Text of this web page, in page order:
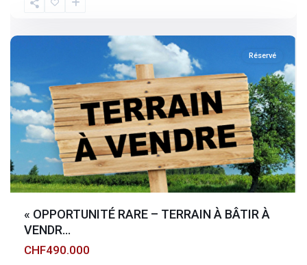
Fribourg
Réservé
« OPPORTUNITÉ RARE – TERRAIN À BÂTIR À
VENDR...
CHF490.000